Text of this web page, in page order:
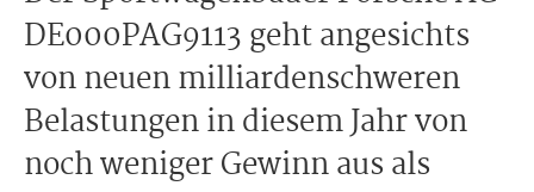
DE000PAG9113 geht angesichts
von neuen milliardenschweren
Belastungen in diesem Jahr von
noch weniger Gewinn aus als